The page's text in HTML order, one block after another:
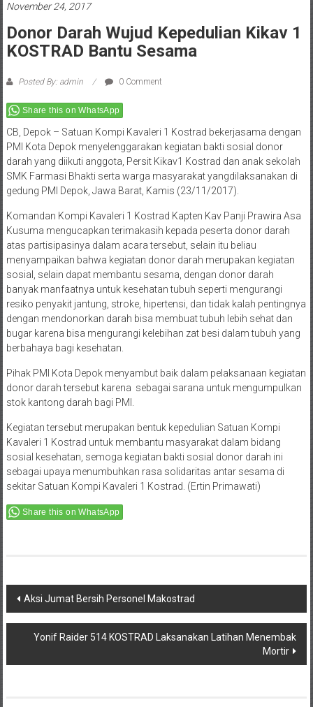
November 24, 2017
Donor Darah Wujud Kepedulian Kikav 1
KOSTRAD Bantu Sesama
Posted By: admin 0 Comment
Share this on WhatsApp
CB, Depok – Satuan Kompi Kavaleri 1 Kostrad bekerjasama dengan
PMI Kota Depok menyelenggarakan kegiatan bakti sosial donor
darah yang diikuti anggota, Persit Kikav1 Kostrad dan anak sekolah
SMK Farmasi Bhakti serta warga masyarakat yangdilaksanakan di
gedung PMI Depok, Jawa Barat, Kamis (23/11/2017).
Komandan Kompi Kavaleri 1 Kostrad Kapten Kav Panji Prawira Asa
Kusuma mengucapkan terimakasih kepada peserta donor darah
atas partisipasinya dalam acara tersebut, selain itu beliau
menyampaikan bahwa kegiatan donor darah merupakan kegiatan
sosial, selain dapat membantu sesama, dengan donor darah
banyak manfaatnya untuk kesehatan tubuh seperti mengurangi
resiko penyakit jantung, stroke, hipertensi, dan tidak kalah pentingnya
dengan mendonorkan darah bisa membuat tubuh lebih sehat dan
bugar karena bisa mengurangi kelebihan zat besi dalam tubuh yang
berbahaya bagi kesehatan.
Pihak PMI Kota Depok menyambut baik dalam pelaksanaan kegiatan
donor darah tersebut karena sebagai sarana untuk mengumpulkan
stok kantong darah bagi PMI.
Kegiatan tersebut merupakan bentuk kepedulian Satuan Kompi
Kavaleri 1 Kostrad untuk membantu masyarakat dalam bidang
sosial kesehatan, semoga kegiatan bakti sosial donor darah ini
sebagai upaya menumbuhkan rasa solidaritas antar sesama di
sekitar Satuan Kompi Kavaleri 1 Kostrad. (Ertin Primawati)
Share this on WhatsApp
Post
navigation
Aksi Jumat Bersih Personel Makostrad
Yonif Raider 514 KOSTRAD Laksanakan Latihan Menembak
Mortir